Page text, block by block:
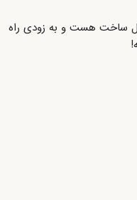
ساخت هست و به زودی راه